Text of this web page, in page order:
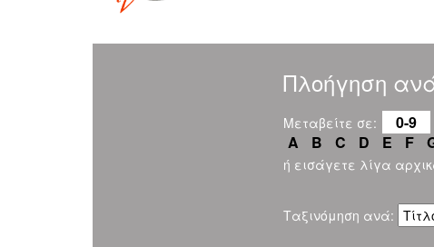
Πλοήγηση
Μεταβείτε σε: 0-9
A
B C D E F
ή εισάγετε λίγα
Ταξινόμηση ανά: